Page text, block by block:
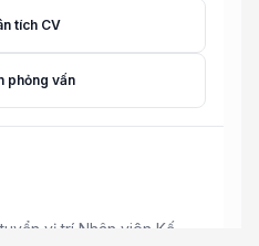
tích CV
phỏng vấn
vị trí Nhân viên Kế